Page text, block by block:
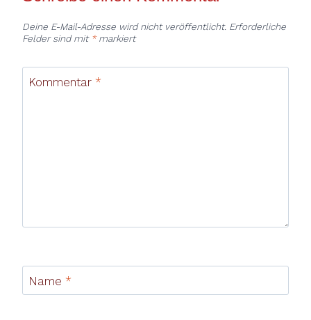
Deine E-Mail-Adresse wird nicht veröffentlicht. Erforderliche
Felder sind mit *markiert
Kommentar *
Name *